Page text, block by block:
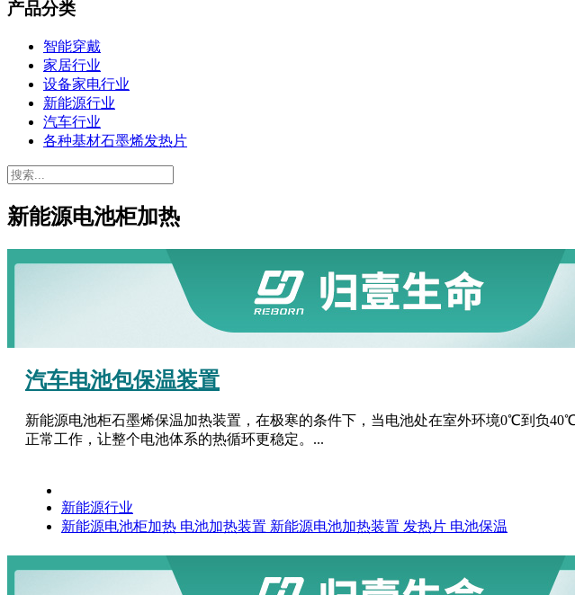
产品分类
智能穿戴
家居行业
设备家电行业
新能源行业
汽车行业
各种基材石墨烯发热片
新能源电池柜加热
汽车电池包保温装置
新能源电池柜石墨烯保温加热装置，在极寒的条件下，当电池处在室外环境0℃到负
正常工作，让整个电池体系的热循环更稳定。...
新能源行业
新能源电池柜加热 电池加热装置 新能源电池加热装置 发热片 电池保温